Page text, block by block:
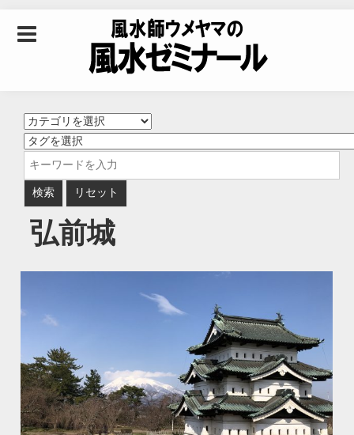
風水師ウメヤマの風
水ゼミナール｜風水
学・四柱推命学・易
学を合わせた立命講
座
弘前城